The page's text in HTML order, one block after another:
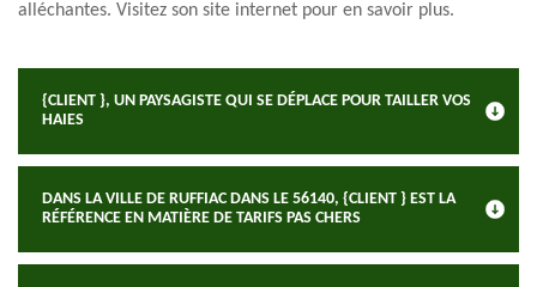
alléchantes. Visitez son site internet pour en savoir plus.
{CLIENT }, UN PAYSAGISTE QUI SE DÉPLACE POUR TAILLER VOS
HAIES
DANS LA VILLE DE RUFFIAC DANS LE 56140, {CLIENT } EST LA
RÉFÉRENCE EN MATIÈRE DE TARIFS PAS CHERS